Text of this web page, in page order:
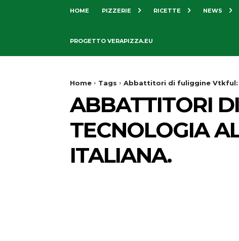
HOME PIZZERIE RICETTE NEWS
PROGETTO VERAPIZZA.EU
Home Tags Abbattitori di fuliggine Vtkful:
ABBATTITORI
TECNOLOGIA
ITALIANA.